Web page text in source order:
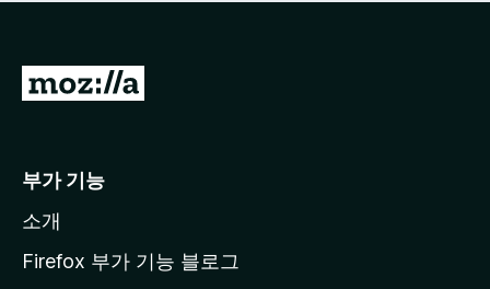
점
습
니
M
l
a
부가 기능
소개
Firefox 부가 기능 블로그